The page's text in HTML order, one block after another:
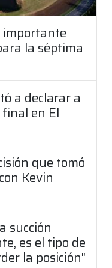
importante
la séptima
a declarar a
en El
que tomó
Kevin
succión
es el tipo de
la posición"